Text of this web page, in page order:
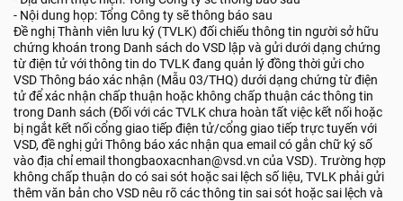
- Nội dung họp: Tổng Công ty sẽ thông báo sau
Đề nghị Thành viên lưu ký (TVLK) đối chiếu thông tin người sở hữu
chứng khoán trong Danh sách do VSD lập và gửi dưới dạng chứng
từ điện tử với thông tin do TVLK đang quản lý đồng thời gửi cho
VSD Thông báo xác nhận (Mẫu 03/THQ) dưới dạng chứng từ điện
tử để xác nhận chấp thuận hoặc không chấp thuận các thông tin
trong Danh sách (Đối với các TVLK chưa hoàn tất việc kết nối hoặc
bị ngắt kết nối cổng giao tiếp điện tử/cổng giao tiếp trực tuyến với
VSD, đề nghị gửi Thông báo xác nhận qua email có gắn chữ ký số
vào địa chỉ email thongbaoxacnhan@vsd.vn của VSD). Trường hợp
không chấp thuận do có sai sót hoặc sai lệch số liệu, TVLK phải gửi
thêm văn bản cho VSD nêu rõ các thông tin sai sót hoặc sai lệch và